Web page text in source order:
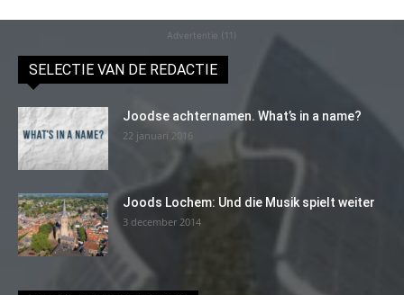
Advertentie (11)
SELECTIE VAN DE REDACTIE
Joodse achternamen. What’s in a name?
22 januari 2016
Joods Lochem: Und die Musik spielt weiter
3 december 2014